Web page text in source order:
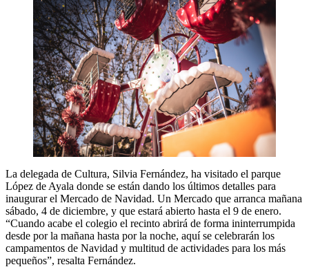
La delegada de Cultura, Silvia Fernández, ha visitado el parque
López de Ayala donde se están dando los últimos detalles para
inaugurar el Mercado de Navidad. Un Mercado que arranca mañana
sábado, 4 de diciembre, y que estará abierto hasta el 9 de enero.
“Cuando acabe el colegio el recinto abrirá de forma ininterrumpida
desde por la mañana hasta por la noche, aquí se celebrarán los
campamentos de Navidad y multitud de actividades para los más
pequeños”, resalta Fernández.